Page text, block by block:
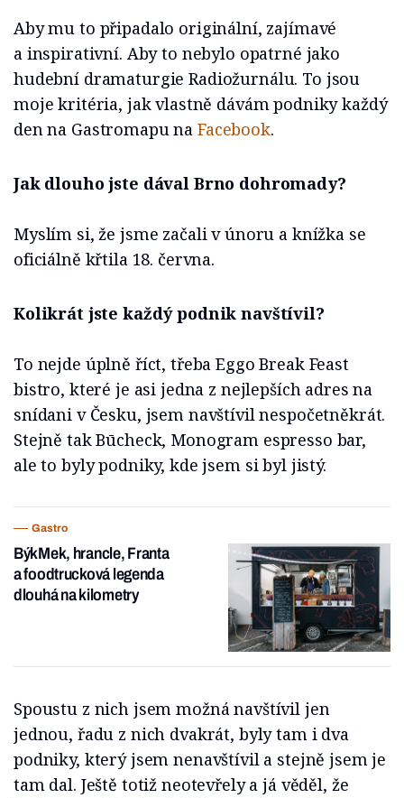
Aby mu to připadalo originální, zajímavé
a inspirativní. Aby to nebylo opatrné jako
hudební dramaturgie Radiožurnálu. To jsou
moje kritéria, jak vlastně dávám podniky každý
den na Gastromapu na Facebook.
Jak dlouho jste dával Brno dohromady?
Myslím si, že jsme začali v únoru a knížka se
oficiálně křtila 18. června.
Kolikrát jste každý podnik navštívil?
To nejde úplně říct, třeba Eggo Break Feast
bistro, které je asi jedna z nejlepších adres na
snídani v Česku, jsem navštívil nespočetněkrát.
Stejně tak Būcheck, Monogram espresso bar,
ale to byly podniky, kde jsem si byl jistý.
Gastro
BýkMek, hrancle, Franta
a foodtrucková legenda
dlouhá na kilometry
Spoustu z nich jsem možná navštívil jen
jednou, řadu z nich dvakrát, byly tam i dva
podniky, který jsem nenavštívil a stejně jsem je
tam dal. Ještě totiž neotevřely a já věděl, že